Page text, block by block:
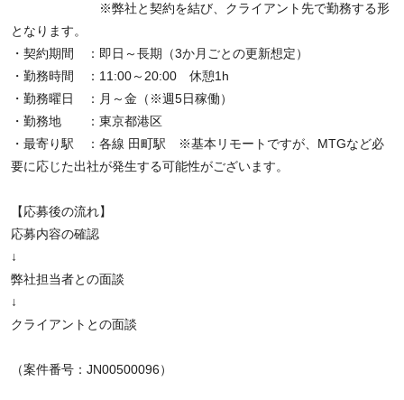
※弊社と契約を結び、クライアント先で勤務する形
となります。
・契約期間 ：即日～長期（3か月ごとの更新想定）
・勤務時間 ：11:00～20:00 休憩1h
・勤務曜日 ：月～金（※週5日稼働）
・勤務地 ：東京都港区
・最寄り駅 ：各線 田町駅 ※基本リモートですが、MTGなど必
要に応じた出社が発生する可能性がございます。
【応募後の流れ】
応募内容の確認
↓
弊社担当者との面談
↓
クライアントとの面談
（案件番号：JN00500096）